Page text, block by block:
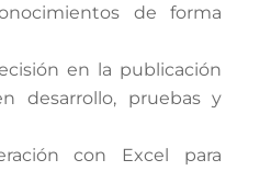
de forma
en la publicación
desarrollo, pruebas y
con Excel para